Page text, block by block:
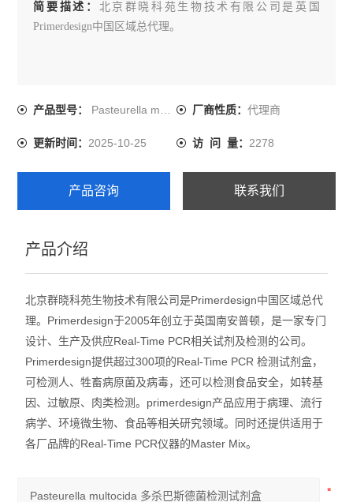
简要描述： 北京群晓科苑生物技术有限公司是英国
Primerdesign中国区域总代理。
产品型号： Pasteurella multocida 厂商性质： 代理商
更新时间：2025-10-25 访 问 量： 2278
产品咨询 联系我们
产品介绍
北京群晓科苑生物技术有限公司是Primerdesign中国区域总代
理。Primerdesign于2005年创立于英国南安普顿，是一家专门
设计、生产及供应Real-Time PCR相关试剂及检测的公司。
Primerdesign提供超过300项的Real-Time PCR 检测试剂盒，
可检测人、牲畜病原菌及病毒，还可以检测食品安全，如转基
因、过敏原、肉类检测。primerdesign产品应用于病理、流行
病学、环境微生物、食品等相关研究领域。同时还提供适用于
各厂品牌的Real-Time PCR仪器的Master Mix。